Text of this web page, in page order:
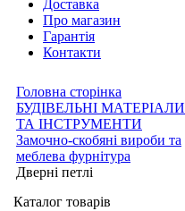
Доставка
Про магазин
Гарантія
Контакти
Головна сторінка
БУДІВЕЛЬНІ МАТЕРІАЛИ
ТА ІНСТРУМЕНТИ
Замочно-скобяні вироби та
меблева фурнітура
Дверні петлі
Каталог товарів